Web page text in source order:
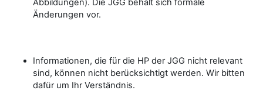
Abbildungen). Die JGG behält sich formale
Änderungen vor.
Informationen, die für die HP der JGG nicht relevant
sind, können nicht berücksichtigt werden. Wir bitten
dafür um Ihr Verständnis.